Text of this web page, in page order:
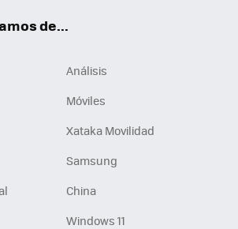
de...
Análisis
Móviles
Xataka Movilidad
Samsung
China
Windows 11